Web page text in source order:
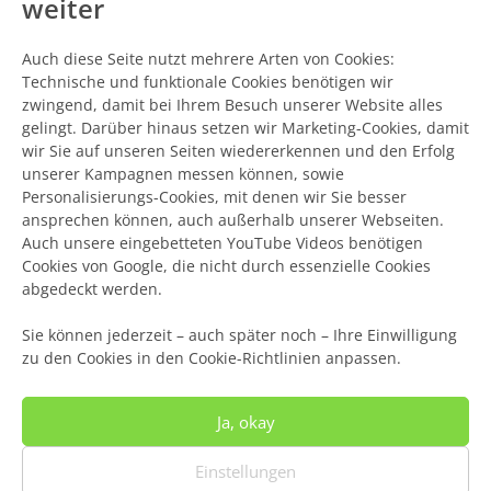
weiter
Auch diese Seite nutzt mehrere Arten von Cookies:
Technische und funktionale Cookies benötigen wir
zwingend, damit bei Ihrem Besuch unserer Website alles
gelingt. Darüber hinaus setzen wir Marketing-Cookies, damit
wir Sie auf unseren Seiten wiedererkennen und den Erfolg
unserer Kampagnen messen können, sowie
Personalisierungs-Cookies, mit denen wir Sie besser
ansprechen können, auch außerhalb unserer Webseiten.
Auch unsere eingebetteten YouTube Videos benötigen
Cookies von Google, die nicht durch essenzielle Cookies
abgedeckt werden.
Sie können jederzeit – auch später noch – Ihre Einwilligung
zu den Cookies in den Cookie-Richtlinien anpassen.
Ja, okay
Einstellungen